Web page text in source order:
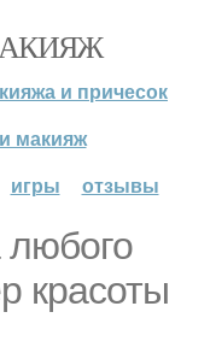
и причесок
макияж
игры отзывы
красоты